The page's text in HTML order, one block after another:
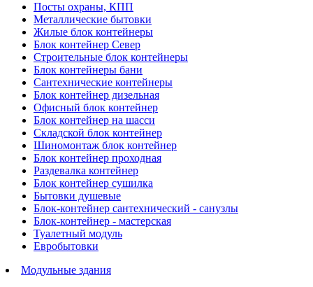
Посты охраны, КПП
Металлические бытовки
Жилые блок контейнеры
Блок контейнер Север
Строительные блок контейнеры
Блок контейнеры бани
Сантехнические контейнеры
Блок контейнер дизельная
Офисный блок контейнер
Блок контейнер на шасси
Складской блок контейнер
Шиномонтаж блок контейнер
Блок контейнер проходная
Раздевалка контейнер
Блок контейнер сушилка
Бытовки душевые
Блок-контейнер сантехнический - санузлы
Блок-контейнер - мастерская
Туалетный модуль
Евробытовки
Модульные здания